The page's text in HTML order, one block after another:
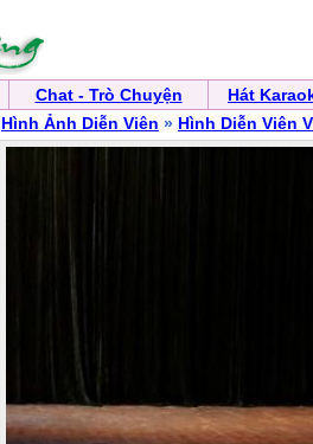
Chat - Trò Chuyện Hát
Hình Ảnh Diễn Viên » Hình Diễn Viên